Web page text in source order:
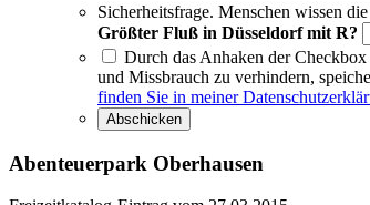
Sicherheitsfrage. Menschen wissen
Größter Fluß in Düsseldorf mit R?
Durch das Anhaken der
und Missbrauch zu verhindern,
finden Sie in meiner
Abenteuerpark Oberhausen